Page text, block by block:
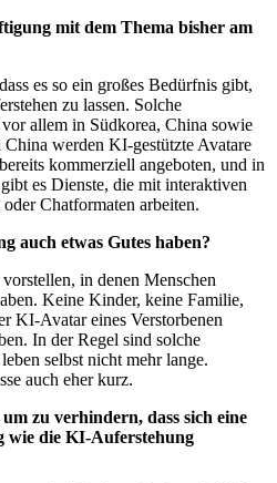
mit dem Thema bisher am
es so ein großes Bedürfnis gibt,
zu lassen. Solche
allem in Südkorea, China sowie
werden KI-gestützte Avatare
kommerziell angeboten, und in
es Dienste, die mit interaktiven
Chatformaten arbeiten.
auch etwas Gutes haben?
in denen Menschen
Keine Kinder, keine Familie,
KI-Avatar eines Verstorbenen
In der Regel sind solche
selbst nicht mehr lange.
auch eher kurz.
zu verhindern, dass sich eine
wie die KI-Auferstehung